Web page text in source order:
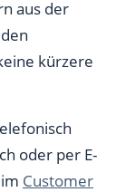
aus der
kürzere
oder per E-
Customer